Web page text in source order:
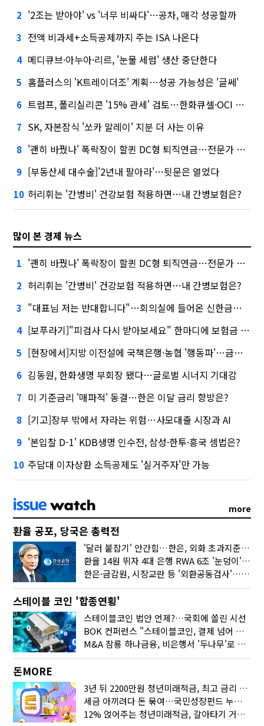
2 '2조는 받아야' vs '너무 비싸다'…공차, 매각 성공할까
3 전액 비과세+소득공제까지 주는 ISA 나온다
4 메디큐브·아누아·리르, '눈물 세럼' 생산 중단한다
5 홈플러스의 'K트레이더조' 계획…성공 가능성은 '글쎄'
6 트럼프, 폴리실리콘 '15% 관세' 검토…한화큐셀·OCI 영향은?
7 SK, 자본잠식 '쏘카 말레이' 지분 더 사는 이유
8 '괜히 바꿨나' 폭락장이 할퀸 DC형 퇴직연금…전문가 조언은
9 [부동산세 대수술]'2년내 팔아라'…뒷문은 열었다
10 허리휘는 '간병비' 건강보험 적용하면…내 간병보험은?
많이 본 경제 뉴스
1 '괜히 바꿨나' 폭락장이 할퀸 DC형 퇴직연금…전문가 조언은
2 허리휘는 '간병비' 건강보험 적용하면…내 간병보험은?
3 "대표님 저는 반대합니다"…회의실에 들어온 신한금융 AI
4 [보푸라기]"피검사 다시 받아보세요" 한마디에 보험금 못 받을 뻔?
5 [현장에서]지방 이전설에 국책은행·농협 '행동파'…금감원 '신중모드'
6 김동원, 한화생명 부회장 됐다…글로벌 시너지 기대감
7 미 기준금리 '매파적' 동결…한은 이달 금리 향방은?
8 [기고]장부 밖에서 자라는 위험…사모대출 시장과 AI
9 '본입찰 D-1' KDB생명 인수전, 삼성·한투·흥국 셈법은?
10 주담대 이자상환 소득공제도 '실거주자'만 가능
more
환율 공포, 당국은 총력전
'달러 붙잡기' 안간힘…한은, 외화 초과지준에 이자 6개월 더
환율 14원 뛰자 4대 은행 RWA 6조 '눈덩이'…2배 뛴 2분기는?
한은·금감원, 시장교란 등 '외환공동검사'…환율 급등 전방위 대응
스테이블 코인 '합종연횡'
스테이블코인 법안 언제?…국회에 쏠린 시선
BOK 컨퍼런스 "스테이블코인, 결제 넘어 보험 대출 등 금융 연결 도구"
M&A 잠룡 하나금융, 비은행서 '두나무'로 눈돌린 이유는
돈MORE
3년 뒤 2200만원 청년미래적금, 최고 금리 받으려면?
세금 아끼려다 돈 묶여…국민성장펀드 누가 가입하면 좋을까
12% 얹어주는 청년미래적금, 갈아타기 거절 될수 있어요